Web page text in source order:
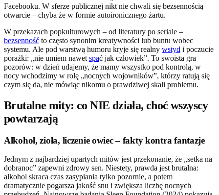
Facebooku. W sferze publicznej nikt nie chwali się bezsennością
otwarcie – chyba że w formie autoironicznego żartu.
W przekazach popkulturowych – od literatury po seriale –
bezsenność to często synonim kreatywności lub buntu wobec
systemu. Ale pod warstwą humoru kryje się realny wstyd i poczucie
porażki: „nie umiem nawet spać jak człowiek”. To swoista gra
pozorów: w dzień udajemy, że mamy wszystko pod kontrolą, w
nocy wchodzimy w rolę „nocnych wojowników”, którzy ratują się
czym się da, nie mówiąc nikomu o prawdziwej skali problemu.
Brutalne mity: co NIE działa, choć wszyscy
powtarzają
Alkohol, zioła, liczenie owiec – fakty kontra fantazje
Jednym z najbardziej upartych mitów jest przekonanie, że „setka na
dobranoc” zapewni zdrowy sen. Niestety, prawda jest brutalna:
alkohol skraca czas zasypiania tylko pozornie, a potem
dramatycznie pogarsza jakość snu i zwiększa liczbę nocnych